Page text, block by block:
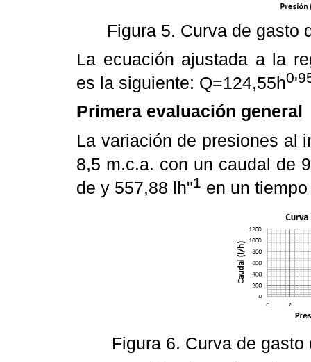
Figura 5. Curva de gasto
La ecuación ajustada a la
es la siguiente: Q=124,55h0'
Primera evaluación general
La variación de presiones al
8,5 m.c.a. con un caudal de
de y 557,88 lh"1 en un
Figura 6. Curva de